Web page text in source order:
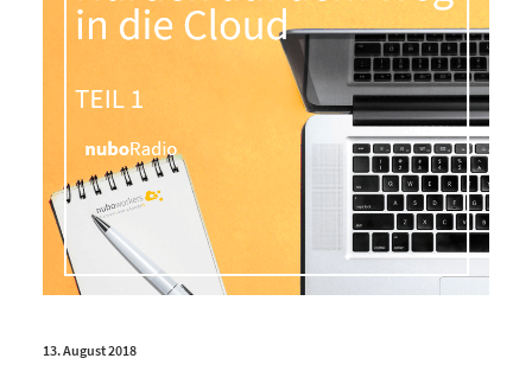
13. August 2018